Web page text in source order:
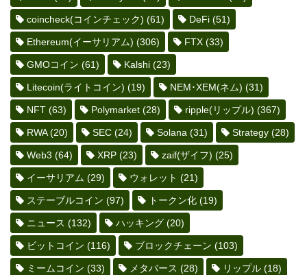
coincheck(コインチェック) (61) DeFi (51)
Ethereum(イーサリアム) (306) FTX (33)
GMOコイン (61) Kalshi (23)
Litecoin(ライトコイン) (19) NEM･XEM(ネム) (31)
NFT (63) Polymarket (28) ripple(リップル) (367)
RWA(20) SEC (24) Solana (31) Strategy (28)
Web3 (64) XRP (23) zaif(ザイフ) (25)
イーサリアム (29) ウォレット (21)
ステーブルコイン (97) トークン化 (19)
ニュース (132) ハッキング (20)
ビットコイン (116) ブロックチェーン (103)
ミームコイン (33) メタバース (28) リップル (18)